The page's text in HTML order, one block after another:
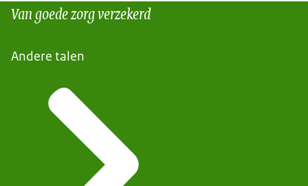
Van goede zorg verzekerd
Andere talen